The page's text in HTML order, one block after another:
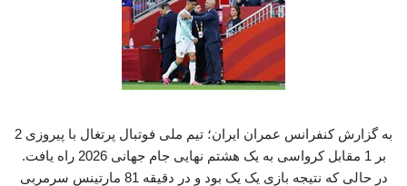
به گزارش کنفرانس عمران ایران؛ تیم ملی فوتبال پرتغال با پیروزی 2
بر 1 مقابل کرواسی به یک هشتم نهایی جام جهانی 2026 راه یافت.
در حالی که نتیجه بازی یک یک بود و در دقیقه 81 مارتینس سرمربی